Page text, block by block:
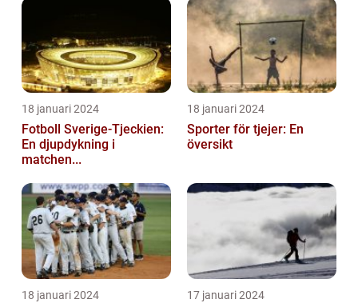
18 januari 2024
Fotboll Sverige-Tjeckien:
En djupdykning i
matchen...
18 januari 2024
Sporter för tjejer: En
översikt
18 januari 2024 17 januari 2024